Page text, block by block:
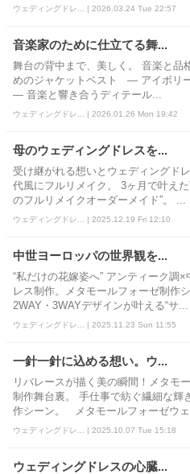
ウェディングドレ... | 2026.03.24 Tue 22:57
音楽家のために仕立てる舞...
舞台の背中まで、美しく。 音楽と品
めのジャケットベスト ― アイボリ
― 音楽と響き合うディテール...
ウェディングドレ... | 2026.01.26 Mon 19:42
母のウェディングドレスを...
受け継がれる想いとウェディングド
代風にフルリメイク。 3ヶ月で叶え
のフルリメイクオーダーメイド”。 ...
ウェディングドレ... | 2025.12.19 Fri 12:10
中世ヨーロッパの世界観を...
“私だけの花嫁姿へ” アンティーク調
レス制作。メタモールフォーゼ制作
2WAY・3WAYデザインが叶える“サ...
ウェディングドレ... | 2025.11.23 Sun 11:55
一針一針に込める想い。ウ...
リバレースが描く美の瞬間！メタモ
制作舞台裏。 手仕事で紡ぐ繊細な輝
作シーン。 メタモールフォーゼウェ
ウェディングドレ... | 2025.10.07 Tue 15:18
ウェディングドレスの心臓...